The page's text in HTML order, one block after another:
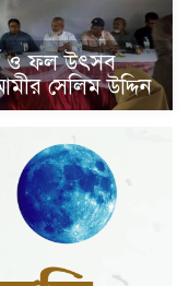
ও ফল উৎসব
সেলিম উদ্দিন